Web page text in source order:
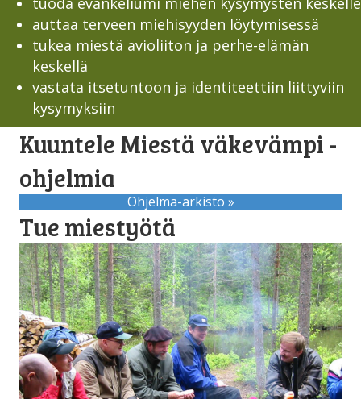
auttaa terveen miehisyyden löytymisessä
tukea miestä avioliiton ja perhe-elämän
keskellä
vastata itsetuntoon ja identiteettiin liittyviin
kysymyksiin
Kuuntele Miestä väkevämpi -
ohjelmia
Ohjelma-arkisto »
Tue miestyötä